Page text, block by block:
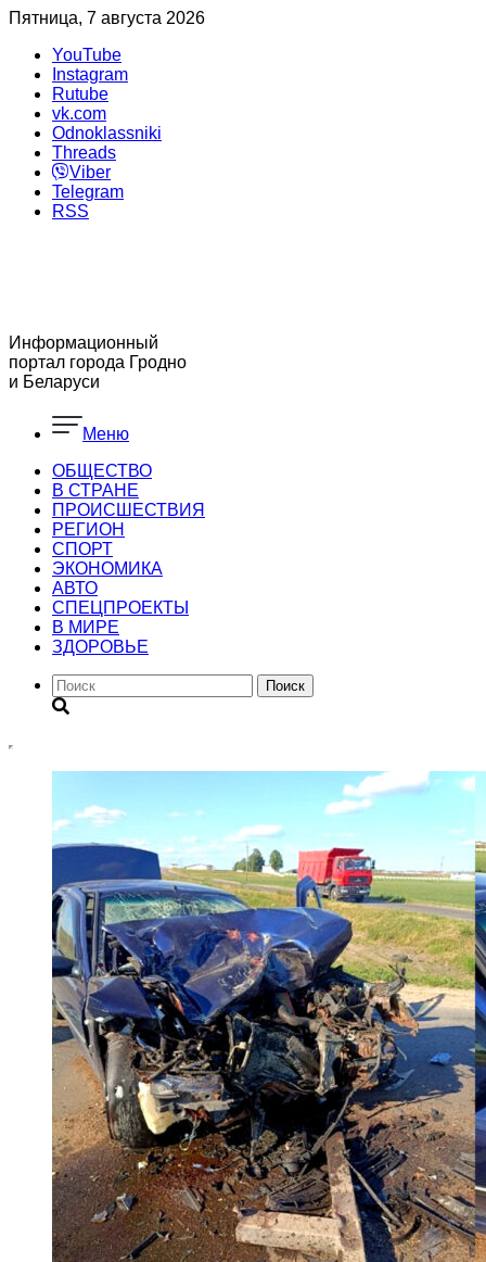
Пятница, 7 августа 2026
YouTube
Instagram
Rutube
vk.com
Odnoklassniki
Threads
Viber
Telegram
RSS
Информационный
портал города Гродно
и Беларуси
Меню
ОБЩЕСТВО
В СТРАНЕ
ПРОИСШЕСТВИЯ
РЕГИОН
CПОРТ
ЭКОНОМИКА
АВТО
СПЕЦПРОЕКТЫ
В МИРЕ
ЗДОРОВЬЕ
Поиск